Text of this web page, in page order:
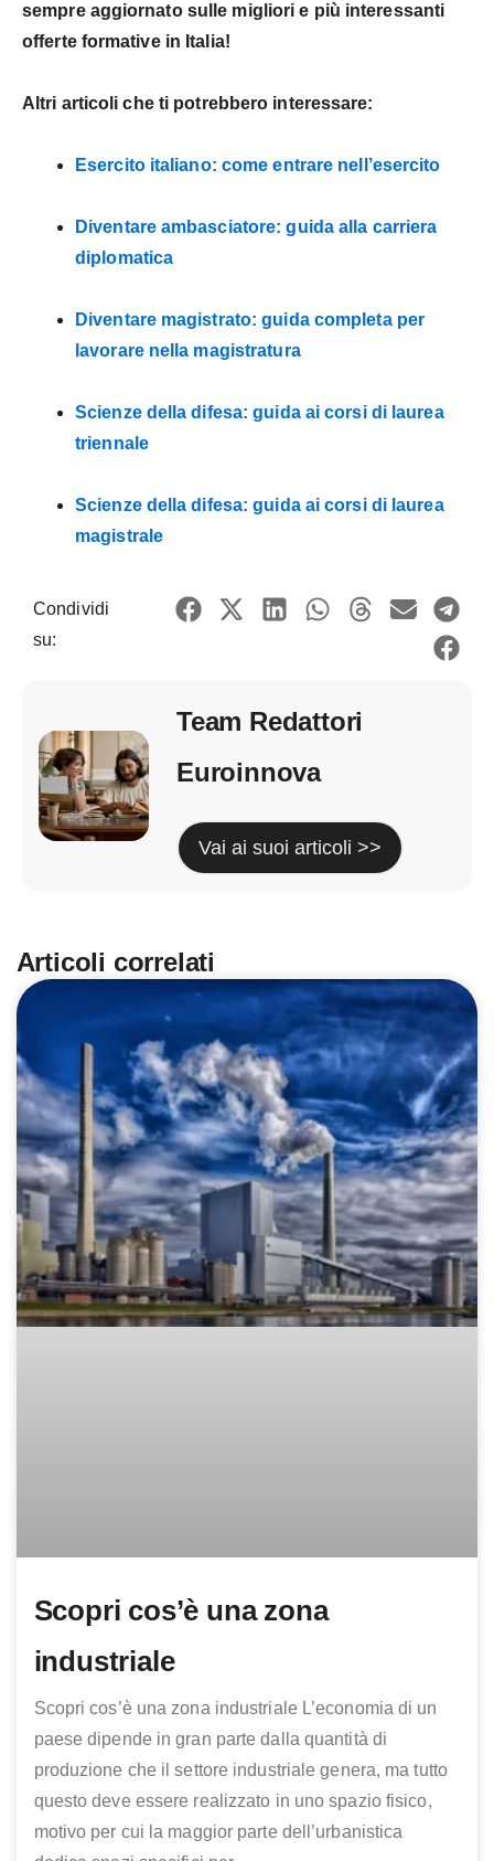
sempre aggiornato sulle migliori e più interessanti
offerte formative in Italia!
Altri articoli che ti potrebbero interessare:
Esercito italiano: come entrare nell’esercito
Diventare ambasciatore: guida alla carriera
diplomatica
Diventare magistrato: guida completa per
lavorare nella magistratura
Scienze della difesa: guida ai corsi di laurea
triennale
Scienze della difesa: guida ai corsi di laurea
magistrale
Condividi
su:
Team Redattori
Euroinnova
Vai ai suoi articoli >>
Articoli correlati
Scopri cos’è una zona
industriale
Scopri cos’è una zona industriale L’economia di un
paese dipende in gran parte dalla quantità di
produzione che il settore industriale genera, ma tutto
questo deve essere realizzato in uno spazio fisico,
motivo per cui la maggior parte dell’urbanistica